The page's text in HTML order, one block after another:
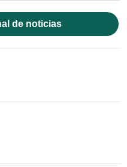
de noticias